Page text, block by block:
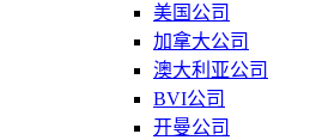
美国公司
加拿大公司
澳大利亚公司
BVI公司
开曼公司